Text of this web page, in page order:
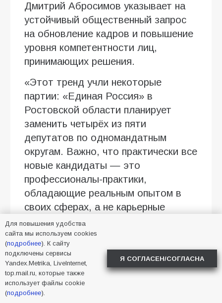
Дмитрий Абросимов указывает на
устойчивый общественный запрос
на обновление кадров и повышение
уровня компетентности лиц,
принимающих решения.
«Этот тренд учли некоторые
партии: «Единая Россия» в
Ростовской области планирует
заменить четырёх из пяти
депутатов по одномандатным
округам. Важно, что практически все
новые кандидаты — это
профессионалы-практики,
обладающие реальным опытом в
своих сферах, а не карьерные
политики», — отмечает Абросимов.
Говоря о расстановке сил, эксперт
прогнозирует уверенное лидерство
«Единой России» согласно данным
социологических опросов. При этом
основная интрига кампании
Для повышения удобства
сайта мы используем cookies
(подробнее). К сайту
подключены сервисы
Yandex.Metrika, LiveInternet,
top.mail.ru, которые также
использует файлы cookie
(подробнее).
Я СОГЛАСЕН/СОГЛАСНА